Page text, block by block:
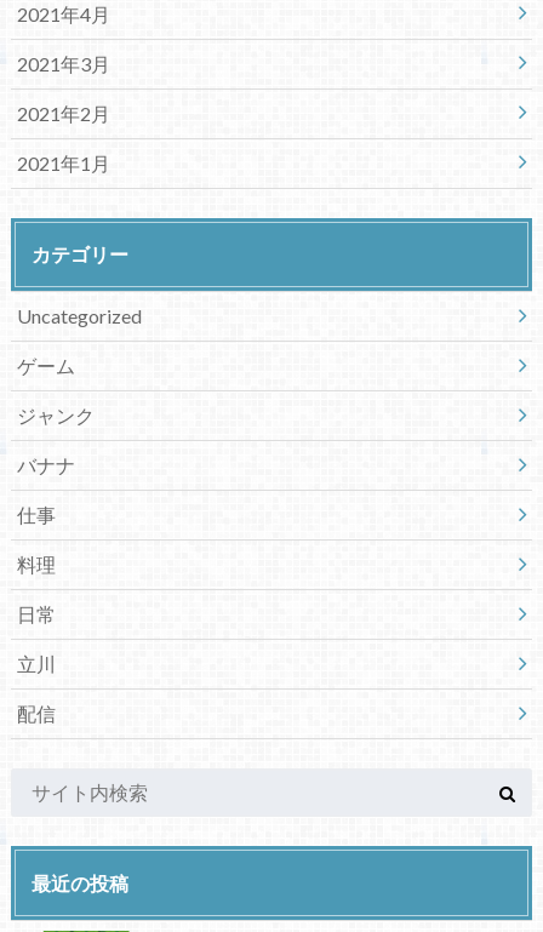
2021年4月
2021年3月
2021年2月
2021年1月
カテゴリー
Uncategorized
ゲーム
ジャンク
バナナ
仕事
料理
日常
立川
配信
最近の投稿